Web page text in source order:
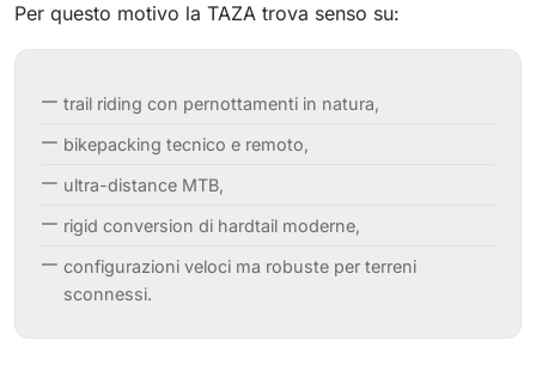
Per questo motivo la TAZA trova senso su:
trail riding con pernottamenti in natura,
bikepacking tecnico e remoto,
ultra-distance MTB,
rigid conversion di hardtail moderne,
configurazioni veloci ma robuste per terreni
sconnessi.